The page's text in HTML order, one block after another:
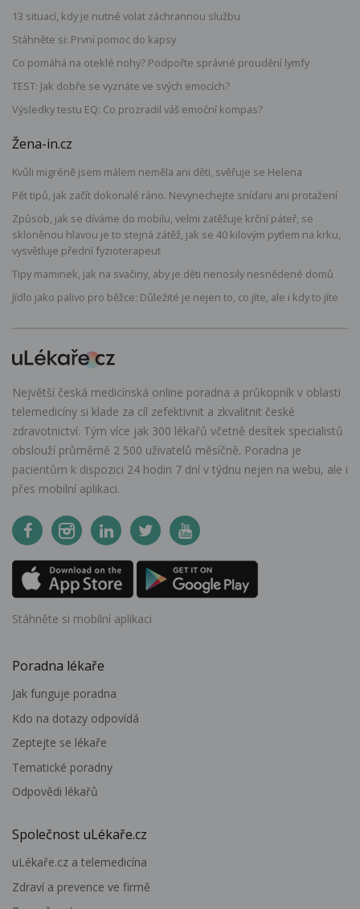
13 situací, kdy je nutné volat záchrannou službu
Stáhněte si: První pomoc do kapsy
Co pomáhá na oteklé nohy? Podpořte správné proudění lymfy
TEST: Jak dobře se vyznáte ve svých emocích?
Výsledky testu EQ: Co prozradil váš emoční kompas?
Žena-in.cz
Kvůli migréně jsem málem neměla ani děti, svěřuje se Helena
Pět tipů, jak začít dokonalé ráno. Nevynechejte snídani ani protažení
Způsob, jak se díváme do mobilu, velmi zatěžuje krční páteř, se
skloněnou hlavou je to stejná zátěž, jak se 40 kilovým pytlem na krku,
vysvětluje přední fyzioterapeut
Tipy maminek, jak na svačiny, aby je děti nenosily nesnědené domů
Jídlo jako palivo pro běžce: Důležité je nejen to, co jíte, ale i kdy to jíte
Největší česká medicínská online poradna a průkopník v oblasti
telemedicíny si klade za cíl zefektivnit a zkvalitnit české
zdravotnictví. Tým více jak 300 lékařů včetně desítek specialistů
obslouží průměrně 2 500 uživatelů měsíčně. Poradna je
pacientům k dispozici 24 hodin 7 dní v týdnu nejen na webu, ale i
přes mobilní aplikaci.
Stáhněte si mobilní aplikaci
Poradna lékaře
Jak funguje poradna
Kdo na dotazy odpovídá
Zeptejte se lékaře
Tematické poradny
Odpovědi lékařů
Společnost uLékaře.cz
uLékaře.cz a telemedicína
Zdraví a prevence ve firmě